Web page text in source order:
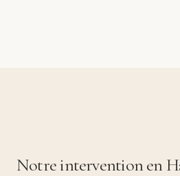
Notre intervention en